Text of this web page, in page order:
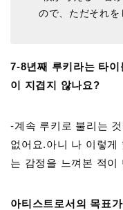
ので、ただそれを
7-8년째 루키라는 타
이 지겹지 않나요?
-계속 루키로 불리는
없어요.아니 나 이렇게
는 감정을 느껴본 적이
아티스트로서의 목표